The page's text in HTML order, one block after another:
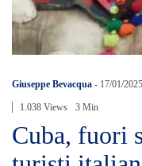
Giuseppe Bevacqua - 17/01/2025
1.038 Views 3 Min
Cuba, fuori